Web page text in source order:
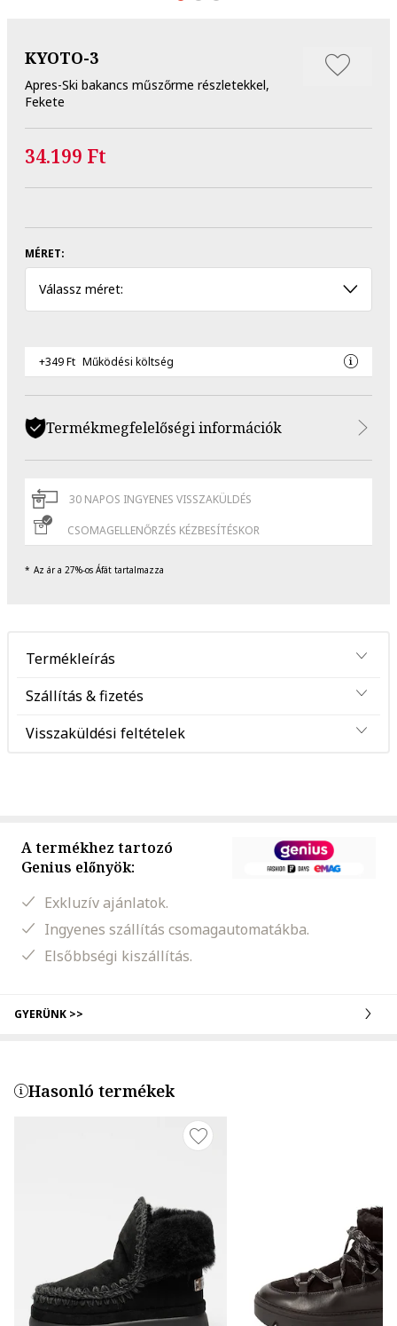
KYOTO-3
Apres-Ski bakancs műszőrme részletekkel,
Fekete
34.199 Ft
MÉRET:
Válassz méret:
+349 Ft Működési költség
Termékmegfelelőségi információk
30 NAPOS INGYENES VISSZAKÜLDÉS
CSOMAGELLENŐRZÉS KÉZBESÍTÉSKOR
Az ár a 27%-os Áfát tartalmazza
Termékleírás
Szállítás & fizetés
Visszaküldési feltételek
A termékhez tartozó
Genius előnyök:
Exkluzív ajánlatok.
Ingyenes szállítás csomagautomatákba.
Elsőbbségi kiszállítás.
GYERÜNK >>
Hasonló termékek